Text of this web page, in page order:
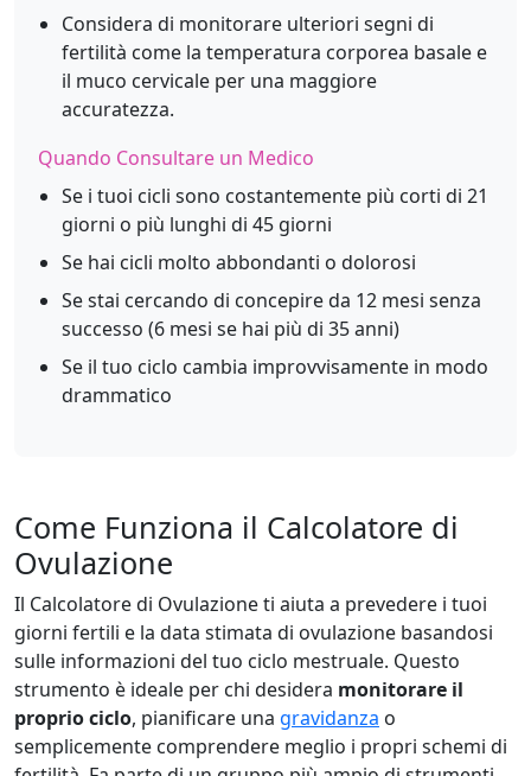
Considera di monitorare ulteriori segni di
fertilità come la temperatura corporea basale e
il muco cervicale per una maggiore
accuratezza.
Quando Consultare un Medico
Se i tuoi cicli sono costantemente più corti di 21
giorni o più lunghi di 45 giorni
Se hai cicli molto abbondanti o dolorosi
Se stai cercando di concepire da 12 mesi senza
successo (6 mesi se hai più di 35 anni)
Se il tuo ciclo cambia improvvisamente in modo
drammatico
Come Funziona il Calcolatore di
Ovulazione
Il Calcolatore di Ovulazione ti aiuta a prevedere i tuoi
giorni fertili e la data stimata di ovulazione basandosi
sulle informazioni del tuo ciclo mestruale. Questo
strumento è ideale per chi desidera monitorare il
proprio ciclo, pianificare una gravidanza o
semplicemente comprendere meglio i propri schemi di